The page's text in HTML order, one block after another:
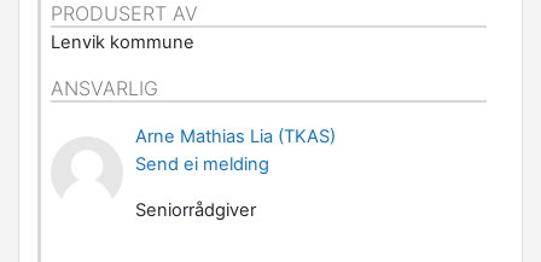
PRODUSERT AV
Lenvik kommune
ANSVARLIG
Arne Mathias Lia (TKAS)
Send ei melding
Seniorrådgiver